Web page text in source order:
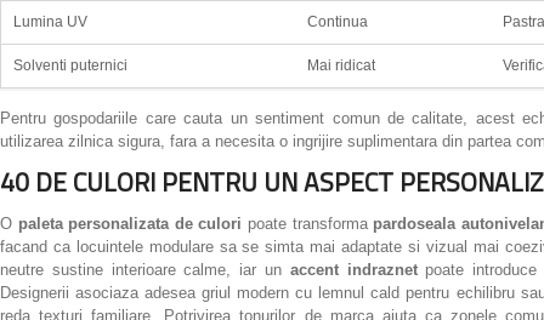
Lumina UV Continua
Solventi puternici Mai ridicat
Pentru gospodariile care cauta un sentiment comun de calitate, acest
utilizarea zilnica sigura, fara a necesita o ingrijire suplimentara din partea
40 DE CULORI PENTRU UN ASPECT
O paleta personalizata de culori poate transforma pardoseala
facand ca locuintele modulare sa se simta mai adaptate si vizual mai
neutre sustine interioare calme, iar un accent indraznetpoate introduce
Designerii asociaza adesea griul modern cu lemnul cald pentru echilibru
reda texturi familiare. Potrivirea tonurilor de marca ajuta ca zonele